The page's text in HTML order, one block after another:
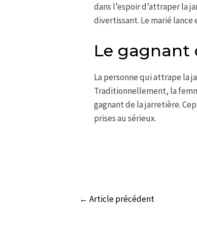
dans l’espoir d’attraper la
divertissant. Le marié
Le gagnant
La personne qui attrape la
Traditionnellement, la
gagnant de la jarretière.
prises au sérieux.
← Article précédent